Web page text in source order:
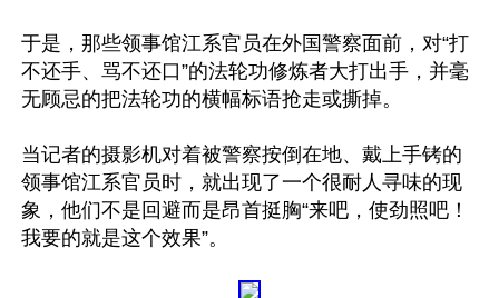
于是，那些领事馆江系官员在外国警察面前，对“打
不还手、骂不还口”的法轮功修炼者大打出手，并毫
无顾忌的把法轮功的横幅标语抢走或撕掉。
当记者的摄影机对着被警察按倒在地、戴上手铐的
领事馆江系官员时，就出现了一个很耐人寻味的现
象，他们不是回避而是昂首挺胸“来吧，使劲照吧！